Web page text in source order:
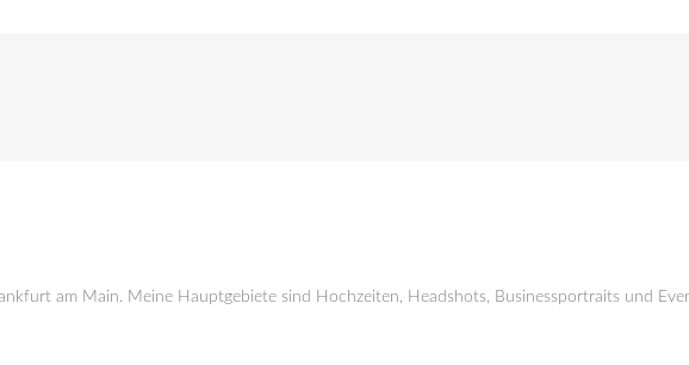
am Main. Meine Hauptgebiete sind Hochzeiten, Headshots, Businessportraits und